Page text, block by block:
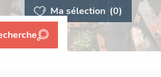
Ma sélection (0)